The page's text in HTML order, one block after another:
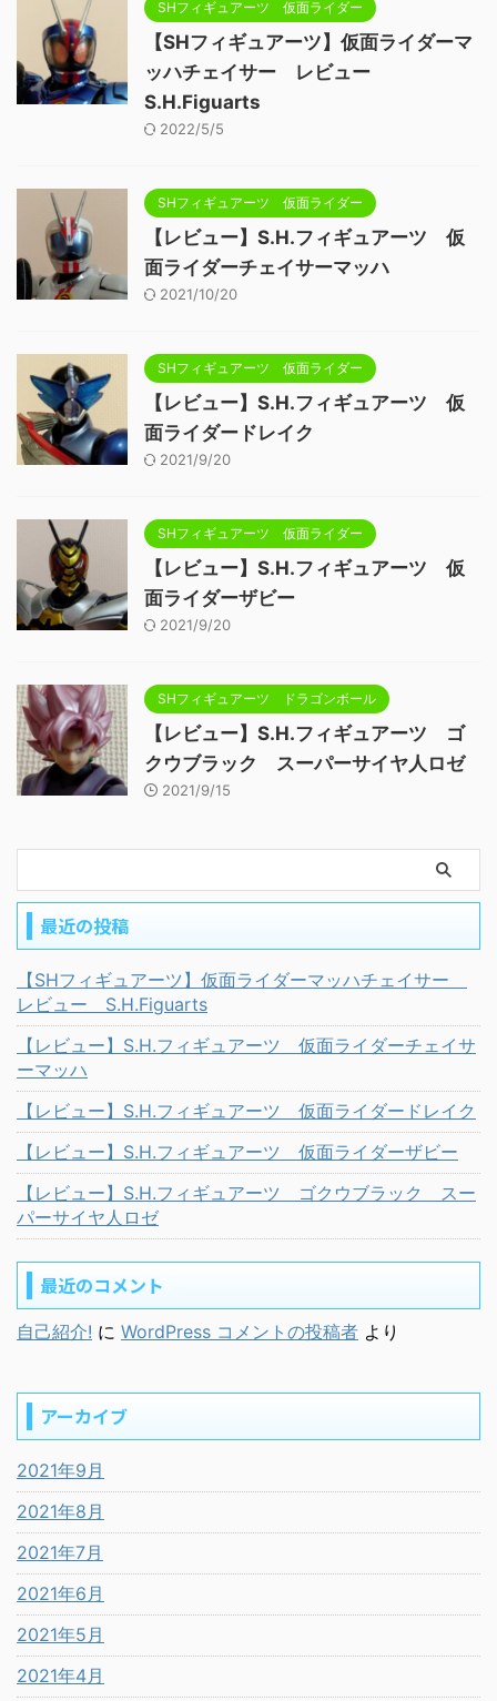
SHフィギュアーツ 仮面ライダー
【SHフィギュアーツ】仮面ライダーマ
ッハチェイサー レビュー
S.H.Figuarts
2022/5/5
SHフィギュアーツ 仮面ライダー
【レビュー】S.H.フィギュアーツ 仮
面ライダーチェイサーマッハ
2021/10/20
SHフィギュアーツ 仮面ライダー
【レビュー】S.H.フィギュアーツ 仮
面ライダードレイク
2021/9/20
SHフィギュアーツ 仮面ライダー
【レビュー】S.H.フィギュアーツ 仮
面ライダーザビー
2021/9/20
SHフィギュアーツ ドラゴンボール
【レビュー】S.H.フィギュアーツ ゴ
クウブラック スーパーサイヤ人ロゼ
2021/9/15
最近の投稿
【SHフィギュアーツ】仮面ライダーマッハチェイサー
レビュー S.H.Figuarts
【レビュー】S.H.フィギュアーツ 仮面ライダーチェイサ
ーマッハ
【レビュー】S.H.フィギュアーツ 仮面ライダードレイク
【レビュー】S.H.フィギュアーツ 仮面ライダーザビー
【レビュー】S.H.フィギュアーツ ゴクウブラック スー
パーサイヤ人ロゼ
最近のコメント
自己紹介! に WordPress コメントの投稿者 より
アーカイブ
2021年9月
2021年8月
2021年7月
2021年6月
2021年5月
2021年4月